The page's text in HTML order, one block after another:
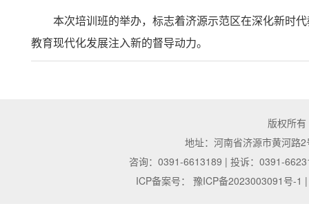
本次培训班的举办，标志着济源示范区在深化新时
教育现代化发展注入新的督导动力。
版权所
地址：河南省济源市黄河路
咨询：0391-6613189 | 投诉：0391-
ICP备案号：
豫ICP备2023003091号-1